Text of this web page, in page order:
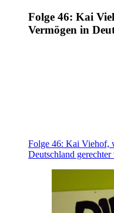
Folge 46: Kai
Vermögen in
Folge 46: Kai Viehof,
Deutschland gerechter